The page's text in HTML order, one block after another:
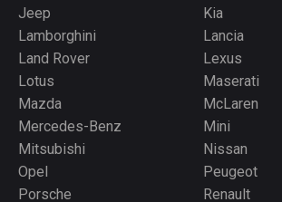
Jeep
Kia
Lamborghini
Lancia
Land Rover
Lexus
Lotus
Maserati
Mazda
McLaren
Mercedes-Benz
Mini
Mitsubishi
Nissan
Opel
Peugeot
Porsche
Renault